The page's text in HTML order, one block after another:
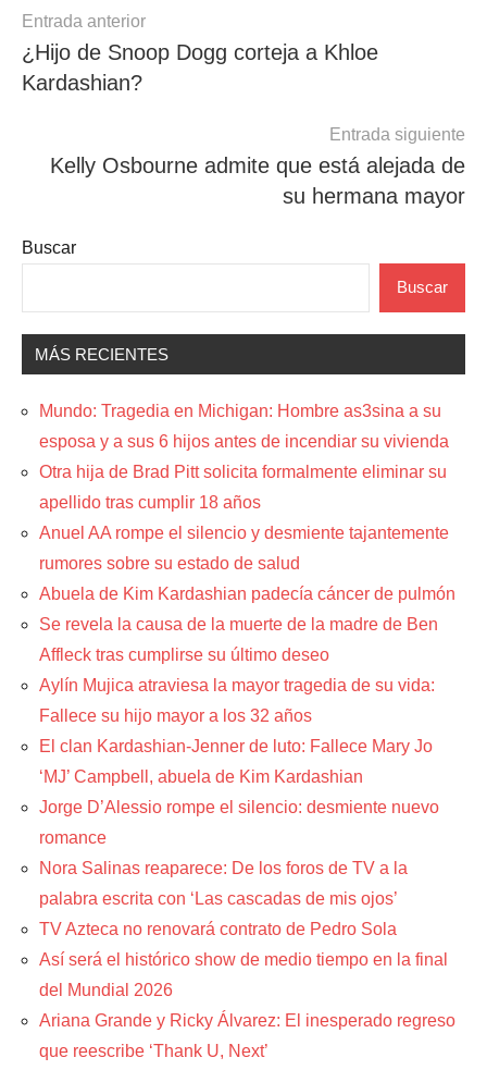
Navegación
de
entradas
Entrada anterior
¿Hijo de Snoop Dogg corteja a Khloe
Kardashian?
Entrada siguiente
Kelly Osbourne admite que está alejada de
su hermana mayor
Buscar
Buscar
MÁS RECIENTES
Mundo: Tragedia en Michigan: Hombre as3sina a su
esposa y a sus 6 hijos antes de incendiar su vivienda
Otra hija de Brad Pitt solicita formalmente eliminar su
apellido tras cumplir 18 años
Anuel AA rompe el silencio y desmiente tajantemente
rumores sobre su estado de salud
Abuela de Kim Kardashian padecía cáncer de pulmón
Se revela la causa de la muerte de la madre de Ben
Affleck tras cumplirse su último deseo
Aylín Mujica atraviesa la mayor tragedia de su vida:
Fallece su hijo mayor a los 32 años
El clan Kardashian-Jenner de luto: Fallece Mary Jo
‘MJ’ Campbell, abuela de Kim Kardashian
Jorge D’Alessio rompe el silencio: desmiente nuevo
romance
Nora Salinas reaparece: De los foros de TV a la
palabra escrita con ‘Las cascadas de mis ojos’
TV Azteca no renovará contrato de Pedro Sola
Así será el histórico show de medio tiempo en la final
del Mundial 2026
Ariana Grande y Ricky Álvarez: El inesperado regreso
que reescribe ‘Thank U, Next’